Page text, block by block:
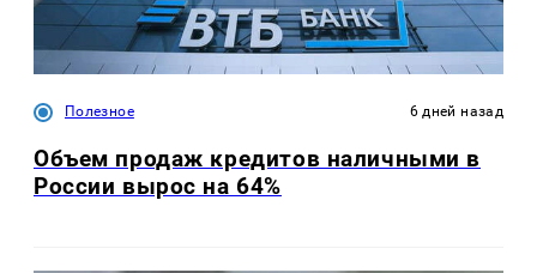
Полезное 6 дней назад
Объем продаж кредитов наличными в
России вырос на 64%